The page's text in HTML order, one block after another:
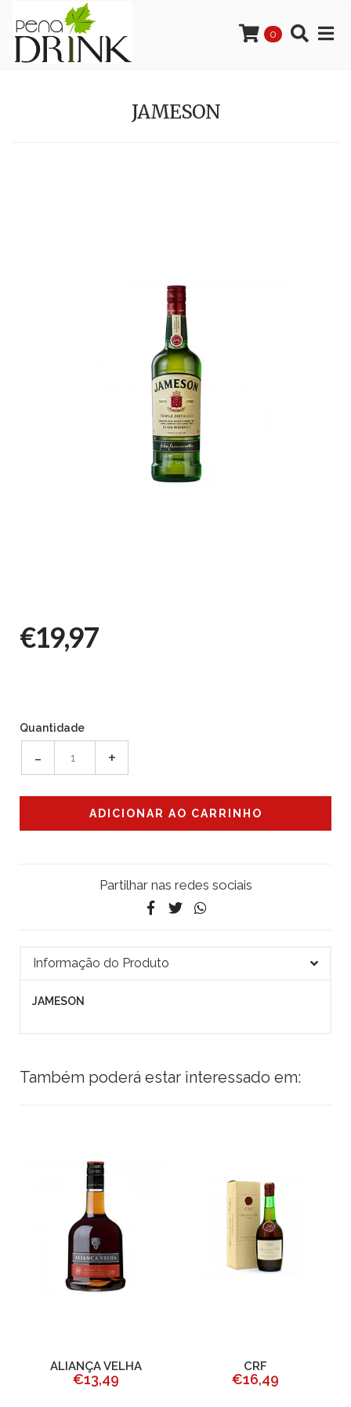
0
JAMESON
€19,97
Quantidade
- +
Partilhar nas redes sociais
Informação do Produto
JAMESON
Também poderá estar interessado em:
ALIANÇA VELHA
€13,49
CRF
€16,49